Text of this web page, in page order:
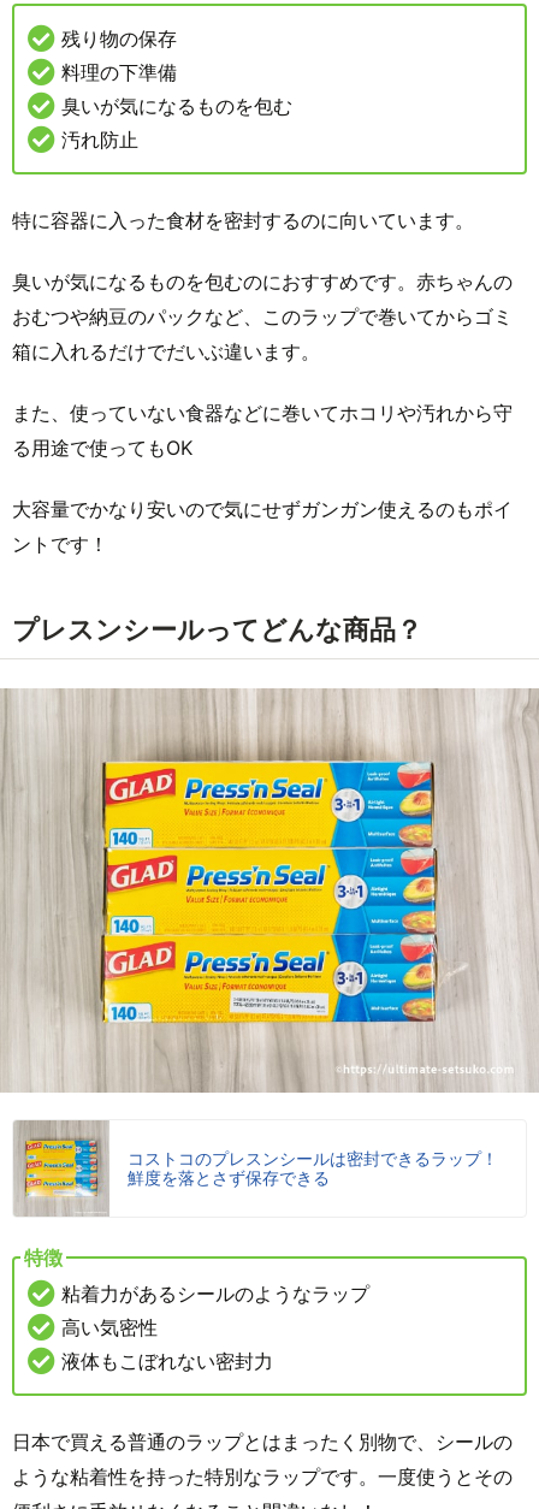
残り物の保存
料理の下準備
臭いが気になるものを包む
汚れ防止
特に容器に入った食材を密封するのに向いています。
臭いが気になるものを包むのにおすすめです。赤ちゃんの
おむつや納豆のパックなど、このラップで巻いてからゴミ
箱に入れるだけでだいぶ違います。
また、使っていない食器などに巻いてホコリや汚れから守
る用途で使ってもOK
大容量でかなり安いので気にせずガンガン使えるのもポイ
ントです！
プレスンシールってどんな商品？
コストコのプレスンシールは密封できるラップ！
鮮度を落とさず保存できる
特徴
粘着力があるシールのようなラップ
高い気密性
液体もこぼれない密封力
日本で買える普通のラップとはまったく別物で、シールの
ような粘着性を持った特別なラップです。一度使うとその